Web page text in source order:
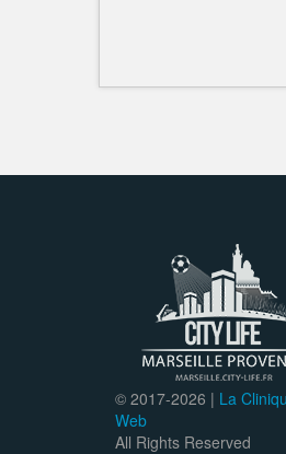
© 2017-2026 | La
Web
All Rights Reserved